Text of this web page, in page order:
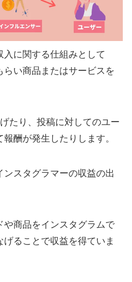
入に関する仕組みとして
らい商品またはサービスを
たり、投稿に対してのユー
酬が発生したりします。
ンスタグラマーの収益の出
や商品をインスタグラムで
ることで収益を得ていま